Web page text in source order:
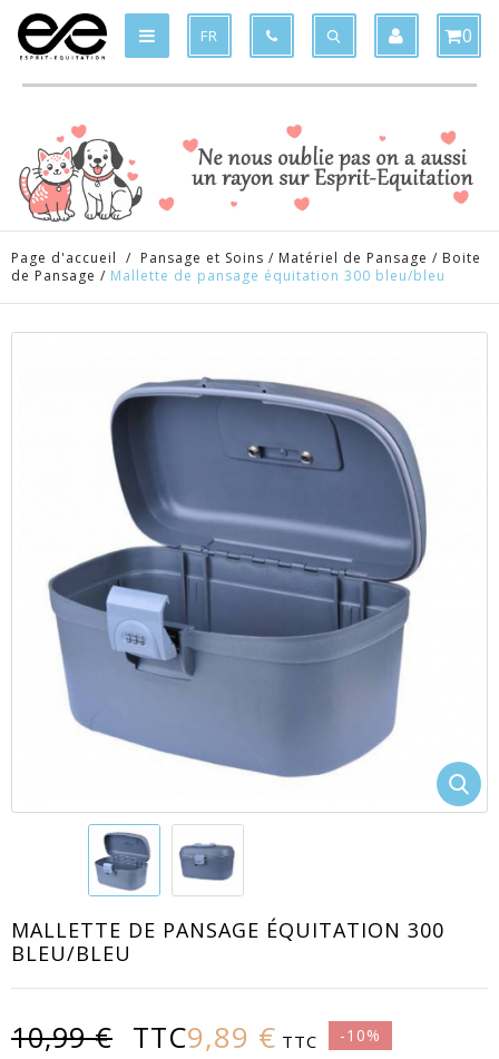
FR 0
Page d'accueil / Pansage et Soins / Matériel de Pansage / Boite
de Pansage / Mallette de pansage équitation 300 bleu/bleu
MALLETTE DE PANSAGE ÉQUITATION 300
BLEU/BLEU
10,99 € TTC9,89 € TTC -10%
Produit ajouté au panier x
Produit supprimé du panier x